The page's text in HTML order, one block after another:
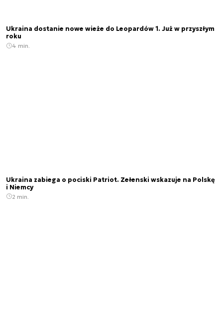
Ukraina dostanie nowe wieże do Leopardów 1. Już w przyszłym
roku
4 min.
Ukraina zabiega o pociski Patriot. Zełenski wskazuje na Polskę
i Niemcy
2 min.